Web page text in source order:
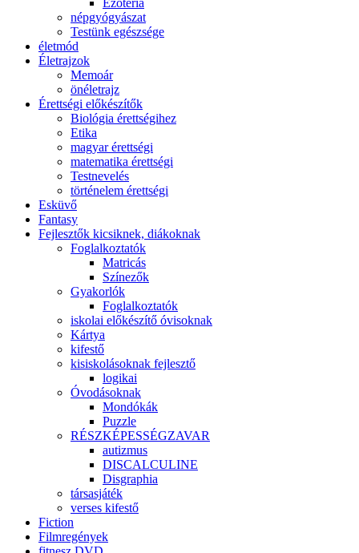
Ezotéria
népgyógyászat
Testünk egészsége
életmód
Életrajzok
Memoár
önéletrajz
Érettségi előkészítők
Biológia érettségihez
Etika
magyar érettségi
matematika érettségi
Testnevelés
történelem érettségi
Esküvő
Fantasy
Fejlesztők kicsiknek, diákoknak
Foglalkoztatók
Matricás
Színezők
Gyakorlók
Foglalkoztatók
iskolai előkészítő óvisoknak
Kártya
kifestő
kisiskolásoknak fejlesztő
logikai
Óvodásoknak
Mondókák
Puzzle
RÉSZKÉPESSÉGZAVAR
autizmus
DISCALCULINE
Disgraphia
társasjáték
verses kifestő
Fiction
Filmregények